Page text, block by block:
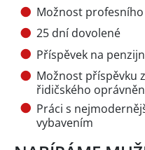
Možnost
25 dní dovolené
Příspěvek na
Možnost příspěvku
řidičského
Práci s
vybavením